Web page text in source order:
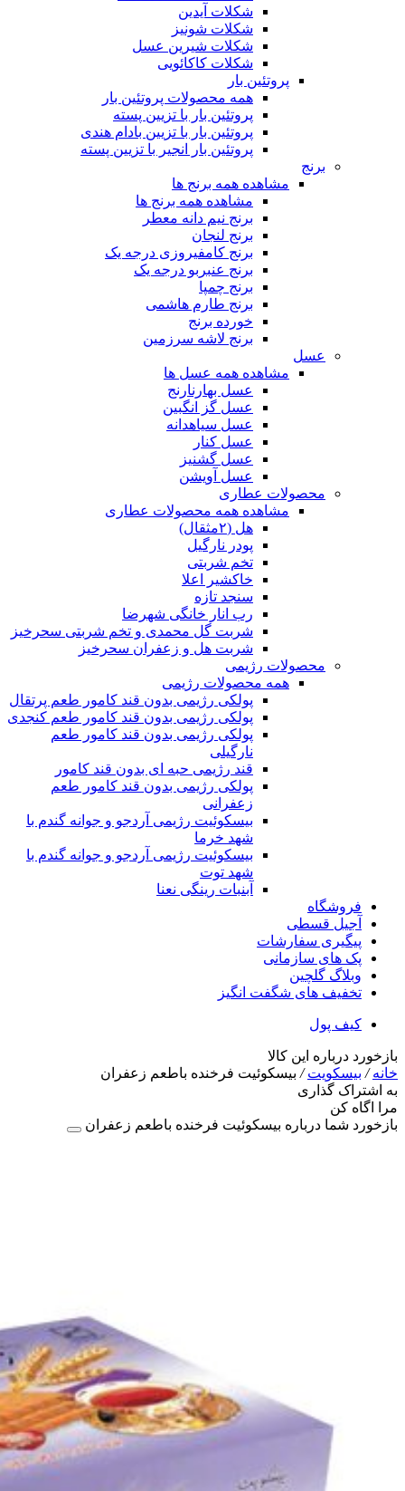
شکلات آیدین
شکلات شونیز
شکلات شیرین عسل
شکلات کاکائویی
پروتئین بار
همه محصولات پروتئین بار
پروتئین بار با تزیین پسته
پروتئین بار با تزیین بادام هندی
پروتئین بار انجیر با تزیین پسته
برنج
مشاهده همه برنج ها
مشاهده همه برنج ها
برنج نیم دانه معطر
برنج لنجان
برنج کامفیروزی درجه یک
برنج عنبربو درجه یک
برنج چمپا
برنج طارم هاشمی
خورده برنج
برنج لاشه سرزمین
عسل
مشاهده همه عسل ها
عسل بهارنارنج
عسل گز انگبین
عسل سیاهدانه
عسل کنار
عسل گشنیز
عسل آویشن
محصولات عطاری
مشاهده همه محصولات عطاری
هل (۲مثقال)
پودر نارگیل
تخم شربتی
خاکشیر اعلا
سنجد تازه
رب انار خانگی شهرضا
شربت گل محمدی و تخم شربتی سحرخیز
شربت هل و زعفران سحرخیز
محصولات رژیمی
همه محصولات رژیمی
پولکی رژیمی بدون قند کامور طعم پرتقال
پولکی رژیمی بدون قند کامور طعم کنجدی
پولکی رژیمی بدون قند کامور طعم
نارگیلی
قند رژیمی حبه ای بدون قند کامور
پولکی رژیمی بدون قند کامور طعم
زعفرانی
بيسکوئيت رژیمی آردجو و جوانه گندم با
شهد خرما
بيسکوئيت رژیمی آردجو و جوانه گندم با
شهد توت
آبنبات رینگی نعنا
فروشگاه
آجیل قسطی
پیگیری سفارشات
پک های سازمانی
وبلاگ گلچین
تخفیف های شگفت انگیز
کیف پول
بازخورد درباره این کالا
خانه/ بیسکویت/ بيسکوئيت فرخنده باطعم زعفران
به اشتراک گذاری
مرا اگاه کن
بازخورد شما درباره بيسکوئيت فرخنده باطعم زعفران